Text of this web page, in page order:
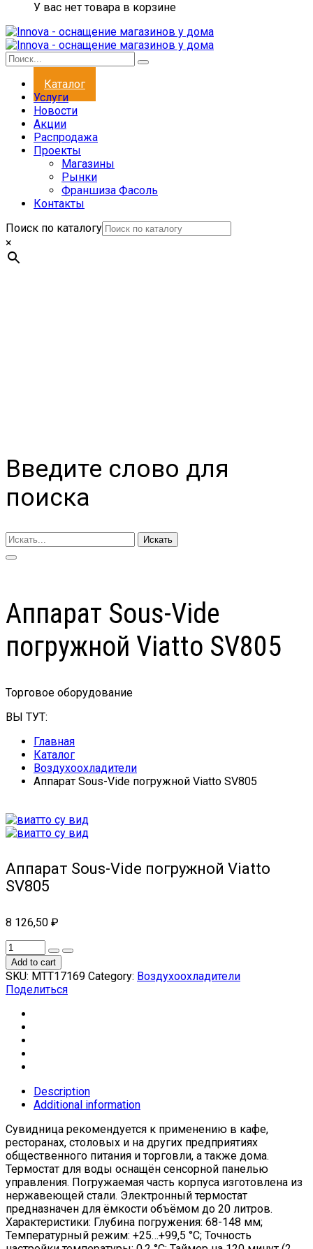
У вас нет товара в корзине
Каталог
Услуги
Новости
Акции
Распродажа
Проекты
Магазины
Рынки
Франшиза Фасоль
Контакты
Поиск по каталогу
×
Введите слово для
поиска
Искать
Аппарат Sous-Vide
погружной Viatto SV805
Торговое оборудование
ВЫ ТУТ:
Главная
Каталог
Воздухоохладители
Аппарат Sous-Vide погружной Viatto SV805
Аппарат Sous-Vide погружной Viatto
SV805
8 126,50 ₽
Add to cart
SKU: МТТ17169 Category: Воздухоохладители
Поделиться
Description
Additional information
Сувидница рекомендуется к применению в кафе,
ресторанах, столовых и на других предприятиях
общественного питания и торговли, а также дома.
Термостат для воды оснащён сенсорной панелью
управления. Погружаемая часть корпуса изготовлена из
нержавеющей стали. Электронный термостат
предназначен для ёмкости объёмом до 20 литров.
Характеристики: Глубина погружения: 68-148 мм;
Температурный режим: +25…+99,5 °C; Точность